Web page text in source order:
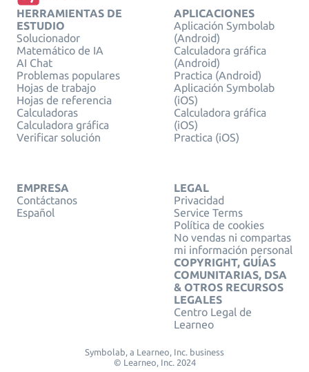
HERRAMIENTAS DE
ESTUDIO
Solucionador
Matemático de IA
AI Chat
Problemas populares
Hojas de trabajo
Hojas de referencia
Calculadoras
Calculadora gráfica
Verificar solución
APLICACIONES
Aplicación Symbolab
(Android)
Calculadora gráfica
(Android)
Practica (Android)
Aplicación Symbolab
(iOS)
Calculadora gráfica
(iOS)
Practica (iOS)
EMPRESA
Contáctanos
Español
LEGAL
Privacidad
Service Terms
Política de cookies
No vendas ni compartas
mi información personal
COPYRIGHT, GUÍAS
COMUNITARIAS, DSA
& OTROS RECURSOS
LEGALES
Centro Legal de
Learneo
Symbolab, a Learneo, Inc. business
© Learneo, Inc. 2024